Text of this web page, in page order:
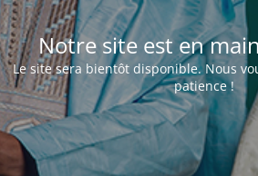
Notre site est en
Le site sera bientôt disponible. Nous
patience !